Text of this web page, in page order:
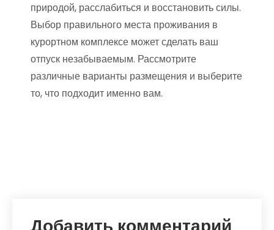
природой, расслабиться и восстановить силы.
Выбор правильного места проживания в
курортном комплексе может сделать ваш
отпуск незабываемым. Рассмотрите
различные варианты размещения и выберите
то, что подходит именно вам.